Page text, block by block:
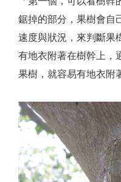
鋸掉的部分，果樹會自
速度與狀況，來判斷果
有地衣附著在樹幹上，
果樹，就容易有地衣附